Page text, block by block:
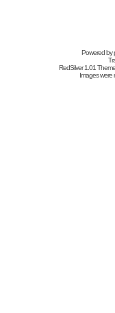
Powered by
RedSilver 1.01
Images were